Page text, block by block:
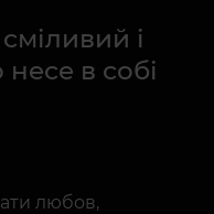
і
в собі
любов,